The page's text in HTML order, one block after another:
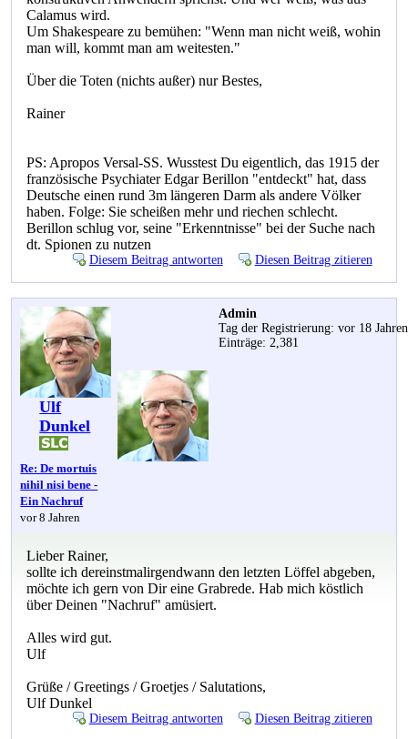
Calamus wird.
Um Shakespeare zu bemühen: "Wenn man nicht weiß, wohin
man will, kommt man am weitesten."
Über die Toten (nichts außer) nur Bestes,
Rainer
PS: Apropos Versal-SS. Wusstest Du eigentlich, das 1915 der
französische Psychiater Edgar Berillon "entdeckt" hat, dass
Deutsche einen rund 3m längeren Darm als andere Völker
haben. Folge: Sie scheißen mehr und riechen schlecht.
Berillon schlug vor, seine "Erkenntnisse" bei der Suche nach
dt. Spionen zu nutzen
Diesem Beitrag antworten Diesen Beitrag zitieren
Ulf
Dunkel
Re: De mortuis
nihil nisi bene -
Ein Nachruf
vor 8 Jahren
Admin
Tag der Registrierung: vor 18 Jahren
Einträge: 2,381
Lieber Rainer,
sollte ich dereinstmalirgendwann den letzten Löffel abgeben,
möchte ich gern von Dir eine Grabrede. Hab mich köstlich
über Deinen "Nachruf" amüsiert.
Alles wird gut.
Ulf
Grüße / Greetings / Groetjes / Salutations,
Ulf Dunkel
Diesem Beitrag antworten Diesen Beitrag zitieren